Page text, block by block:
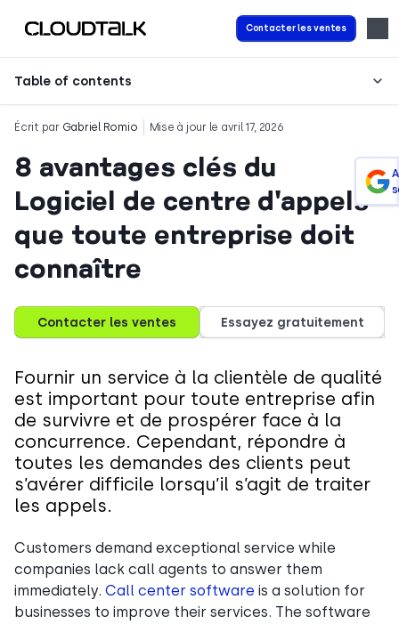
Contacter les ventes
Table of contents
Écrit par Gabriel Romio Mise à jour le avril 17, 2026
8 avantages clés du
Logiciel de centre d'appels
que toute entreprise doit
connaître
Contacter les ventes Essayez gratuitement
Fournir un service à la clientèle de qualité
est important pour toute entreprise afin
de survivre et de prospérer face à la
concurrence. Cependant, répondre à
toutes les demandes des clients peut
s’avérer difficile lorsqu’il s’agit de traiter
les appels.
Customers demand exceptional service while
companies lack call agents to answer them
immediately. Call center software is a solution for
businesses to improve their services. The software